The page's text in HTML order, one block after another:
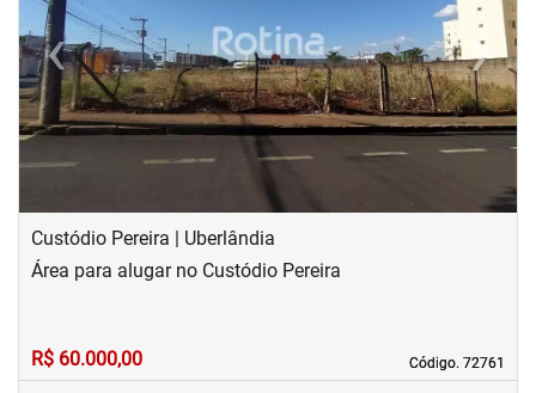
‹Previous ›Next
Custódio Pereira | Uberlândia
Código. 72761
Código. 72761
Área para alugar no Custódio Pereira
R$ 60.000,00